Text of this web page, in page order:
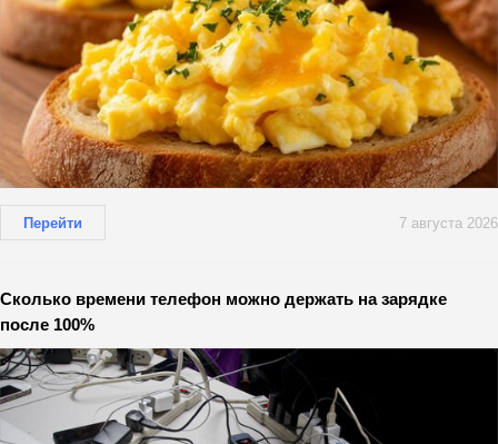
Перейти 7 августа 2026
Сколько времени телефон можно держать на зарядке
после 100%